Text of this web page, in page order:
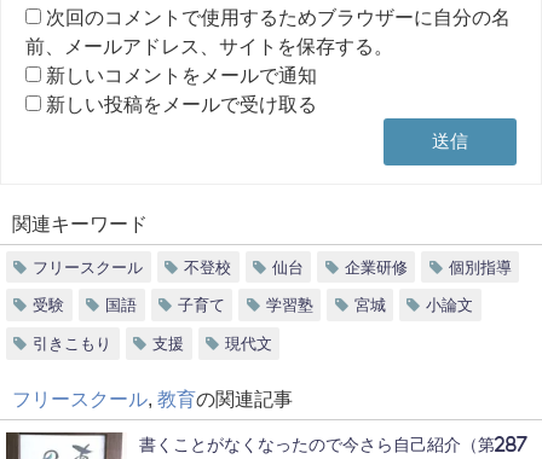
次回のコメントで使用するためブラウザーに自分の名
前、メールアドレス、サイトを保存する。
新しいコメントをメールで通知
新しい投稿をメールで受け取る
関連キーワード
フリースクール 不登校 仙台 企業研修 個別指導
受験 国語 子育て 学習塾 宮城 小論文
引きこもり 支援 現代文
フリースクール 教育の関連記事
書くことがなくなったので今さら自己紹介（第287